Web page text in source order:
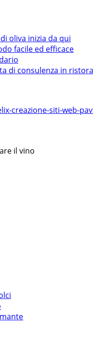
oliva inizia da qui
facile ed efficace
di consulenza in
il vino